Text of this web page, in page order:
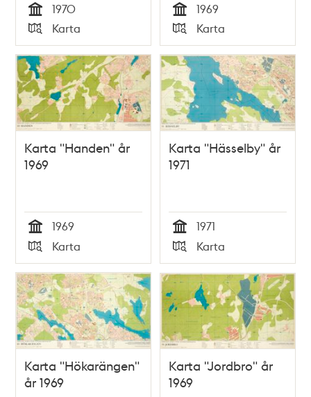
Tid
1970
Typ
Karta Tid
1969
Typ
Karta
Karta "Handen" år
1969
Tid
1969
Typ
Karta
Karta "Hässelby" år
1971
Tid
1971
Typ
Karta
Karta "Hökarängen"
år 1969
Karta "Jordbro" år
1969